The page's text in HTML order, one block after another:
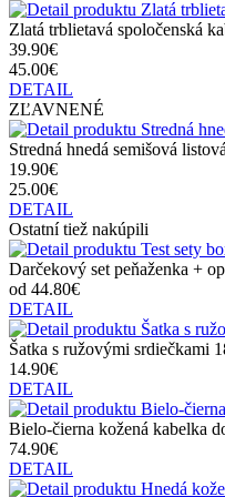
Zlatá trblietavá spoločenská
39.90€
45.00€
DETAIL
ZĽAVNENÉ
Stredná hnedá semišová
19.90€
25.00€
DETAIL
Ostatní tiež nakúpili
Darčekový set peňaženka +
od 44.80€
DETAIL
Šatka s ružovými srdiečkami
14.90€
DETAIL
Bielo-čierna kožená kabelka
74.90€
DETAIL